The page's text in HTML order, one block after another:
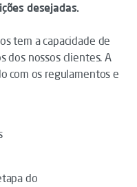
desejadas.
tem a capacidade de
dos nossos clientes. A
com os regulamentos e
do